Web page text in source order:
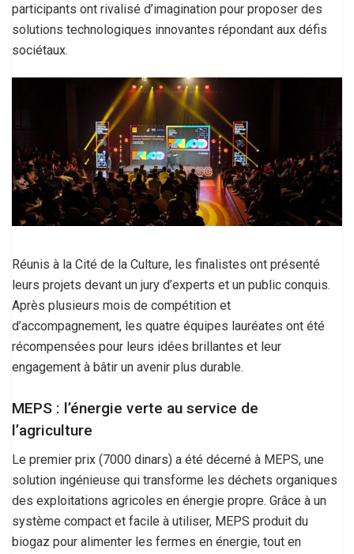
participants ont rivalisé d’imagination pour proposer des
solutions technologiques innovantes répondant aux défis
sociétaux.
Réunis à la Cité de la Culture, les finalistes ont présenté
leurs projets devant un jury d’experts et un public conquis.
Après plusieurs mois de compétition et
d’accompagnement, les quatre équipes lauréates ont été
récompensées pour leurs idées brillantes et leur
engagement à bâtir un avenir plus durable.
MEPS : l’énergie verte au service de
l’agriculture
Le premier prix (7000 dinars) a été décerné à MEPS, une
solution ingénieuse qui transforme les déchets organiques
des exploitations agricoles en énergie propre. Grâce à un
système compact et facile à utiliser, MEPS produit du
biogaz pour alimenter les fermes en énergie, tout en